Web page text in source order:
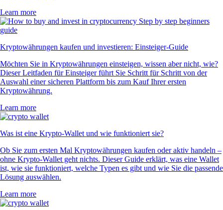
Learn more
Kryptowährungen kaufen und investieren: Einsteiger-Guide
Möchten Sie in Kryptowährungen einsteigen, wissen aber nicht, wie?
Dieser Leitfaden für Einsteiger führt Sie Schritt für Schritt von der
Auswahl einer sicheren Plattform bis zum Kauf Ihrer ersten
Kryptowährung.
Learn more
Was ist eine Krypto-Wallet und wie funktioniert sie?
Ob Sie zum ersten Mal Kryptowährungen kaufen oder aktiv handeln –
ohne Krypto-Wallet geht nichts. Dieser Guide erklärt, was eine Wallet
ist, wie sie funktioniert, welche Typen es gibt und wie Sie die passende
Lösung auswählen.
Learn more